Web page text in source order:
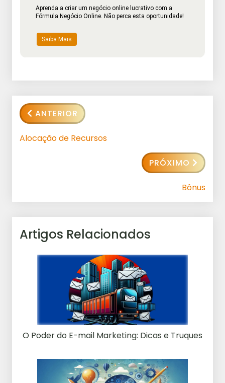
Aprenda a criar um negócio online lucrativo com a
Fórmula Negócio Online. Não perca esta oportunidade!
Saiba Mais
ANTERIOR
Alocação de Recursos
PRÓXIMO
Bônus
Artigos Relacionados
O Poder do E-mail Marketing: Dicas e Truques